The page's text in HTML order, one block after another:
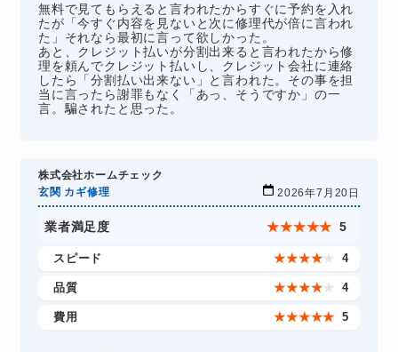
無料で見てもらえると言われたからすぐに予約を入れ
たが「今すぐ内容を見ないと次に修理代が倍に言われ
た」それなら最初に言って欲しかった。
あと、クレジット払いが分割出来ると言われたから修
理を頼んでクレジット払いし、クレジット会社に連絡
したら「分割払い出来ない」と言われた。その事を担
当に言ったら謝罪もなく「あっ、そうですか」の一
言。騙されたと思った。
株式会社ホームチェック
玄関 カギ修理
2026年7月20日
業者満足度 ★★★★★ 5
スピード ★★★★★ 4
品質 ★★★★★ 4
費用 ★★★★★ 5